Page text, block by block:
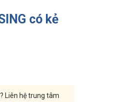
có kẻ
Liên hệ trung tâm